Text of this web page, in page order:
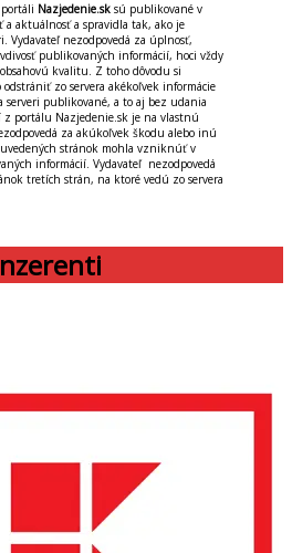
Nazjedenie.sk sú publikované v
a aktuálnosť a spravidla tak, ako je
nezodpovedá za úplnosť,
publikovaných informácií, hoci vždy
kvalitu. Z toho dôvodu si
zo servera akékoľvek informácie
serveri publikované, a to aj bez udania
portálu Nazjedenie.sk je na vlastnú
za akúkoľvek škodu alebo inú
stránok mohla vzniknúť v
informácií. Vydavateľ nezodpovedá
tretích strán, na ktoré vedú zo servera